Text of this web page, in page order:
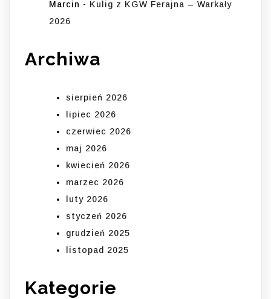
Marcin - Kulig z KGW Ferajna – Warkały
2026
Archiwa
sierpień 2026
lipiec 2026
czerwiec 2026
maj 2026
kwiecień 2026
marzec 2026
luty 2026
styczeń 2026
grudzień 2025
listopad 2025
Kategorie